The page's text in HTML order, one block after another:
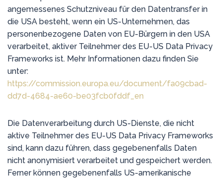
angemessenes Schutzniveau für den Datentransfer in
die USA besteht, wenn ein US-Unternehmen, das
personenbezogene Daten von EU-Bürgern in den USA
verarbeitet, aktiver Teilnehmer des EU-US Data Privacy
Frameworks ist. Mehr Informationen dazu finden Sie
unter:
https://commission.europa.eu/document/fa09cbad-
dd7d-4684-ae60-be03fcb0fddf_en
Die Datenverarbeitung durch US-Dienste, die nicht
aktive Teilnehmer des EU-US Data Privacy Frameworks
sind, kann dazu führen, dass gegebenenfalls Daten
nicht anonymisiert verarbeitet und gespeichert werden.
Ferner können gegebenenfalls US-amerikanische